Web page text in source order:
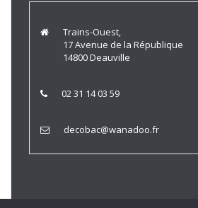
Trains-Ouest,
17 Avenue de la République
14800 Deauville
02 31 14 03 59
decobac@wanadoo.fr